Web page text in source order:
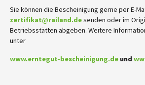
Sie können die Bescheinigung gerne per E-
zertifikat@railand.desenden oder im
Betriebsstätten abgeben. Weitere
unter
www.erntegut-bescheinigung.de und